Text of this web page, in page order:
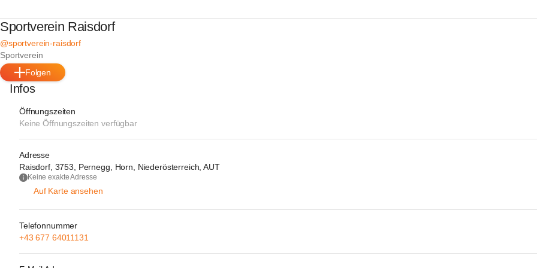
Sportverein Raisdorf
@sportverein-raisdorf
Sportverein
Folgen
Infos
Öffnungszeiten
Keine Öffnungszeiten verfügbar
Adresse
Raisdorf, 3753, Pernegg, Horn, Niederösterreich, AUT
Keine exakte Adresse
Auf Karte ansehen
Telefonnummer
+43 677 64011131